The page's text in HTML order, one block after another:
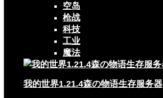
空岛
枪战
科技
工业
魔法
我的世界1.21.4森の物语生存服务器